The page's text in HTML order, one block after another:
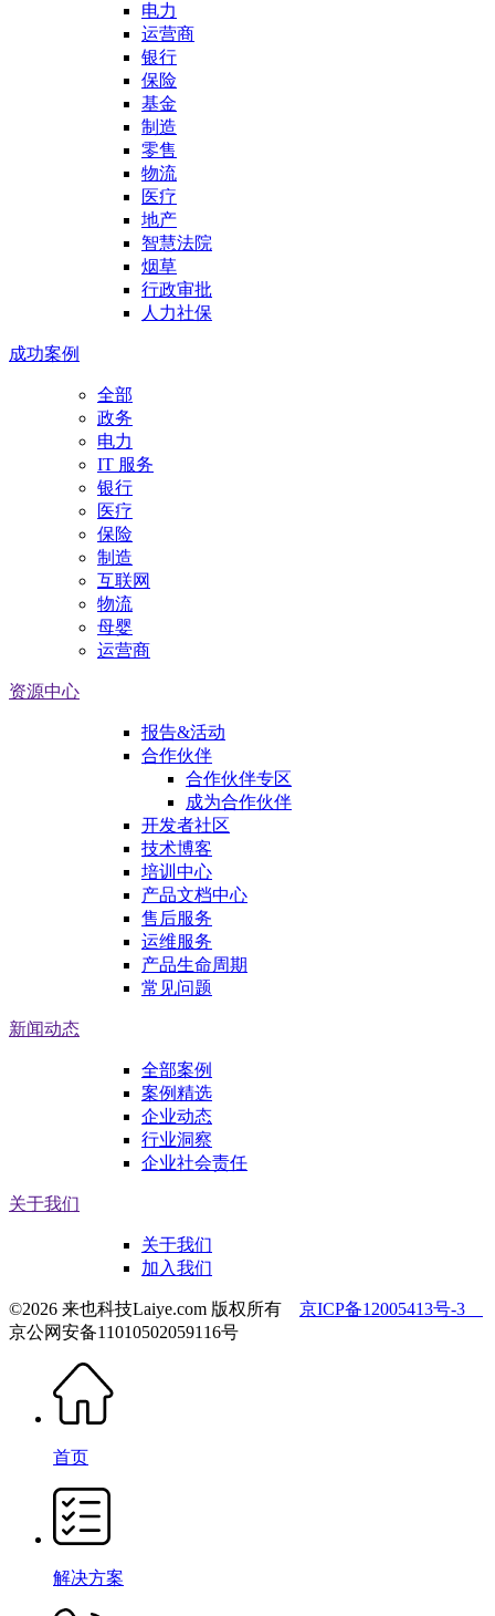
电力
运营商
银行
保险
基金
制造
零售
物流
医疗
地产
智慧法院
烟草
行政审批
人力社保
成功案例
全部
政务
电力
IT 服务
银行
医疗
保险
制造
互联网
物流
母婴
运营商
资源中心
报告&活动
合作伙伴
合作伙伴专区
成为合作伙伴
开发者社区
技术博客
培训中心
产品文档中心
售后服务
运维服务
产品生命周期
常见问题
新闻动态
全部案例
案例精选
企业动态
行业洞察
企业社会责任
关于我们
关于我们
加入我们
©2026 来也科技Laiye.com 版权所有 京ICP备12005413号-3
京公网安备11010502059116号
首页
解决方案